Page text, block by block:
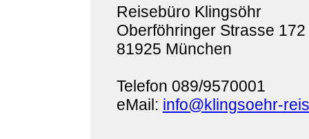
Reisebüro Klingsöhr
Oberföhringer Strasse 172
81925 München
Telefon 089/9570001
eMail: info@klingsoehr-